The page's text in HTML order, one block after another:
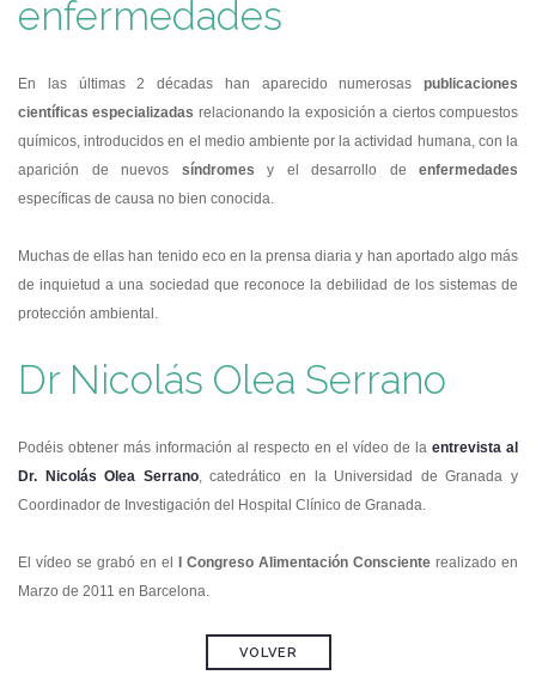
enfermedades
En las últimas 2 décadas han aparecido numerosas publicaciones
científicas especializadas relacionando la exposición a ciertos compuestos
químicos, introducidos en el medio ambiente por la actividad humana, con la
aparición de nuevos síndromes y el desarrollo de enfermedades
específicas de causa no bien conocida.
Muchas de ellas han tenido eco en la prensa diaria y han aportado algo más
de inquietud a una sociedad que reconoce la debilidad de los sistemas de
protección ambiental.
Dr Nicolás Olea Serrano
Podéis obtener más información al respecto en el vídeo de la entrevista al
Dr. Nicolás Olea Serrano, catedrático en la Universidad de Granada y
Coordinador de Investigación del Hospital Clínico de Granada.
El vídeo se grabó en el I Congreso Alimentación Consciente realizado en
Marzo de 2011 en Barcelona.
VOLVER